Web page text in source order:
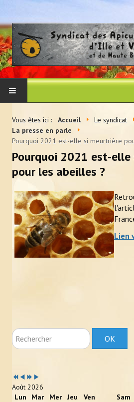
LE SYNDICAT
Histoire et vocation du syndicat
Adhérer au syndicat
La presse en parle
Newsletter Bzzz Bzz Bzh
Animation et sensibilisation
LE RUCHER-ÉCOLE
Historique et objectifs du rucher-école
À lire, avant de se lancer
Vous êtes ici : Accueil
Le syndicat
La presse en parle
Pourquoi 2021 est-elle si meurtrière
Pourquoi 2021 est-
pour les abeilles ?
Lien
Rechercher OK
Année
précédente
Mois
précédent
Année
suivante
Mois
suivant
Août 2026
Lun
Mar Mer Jeu Ven Sam